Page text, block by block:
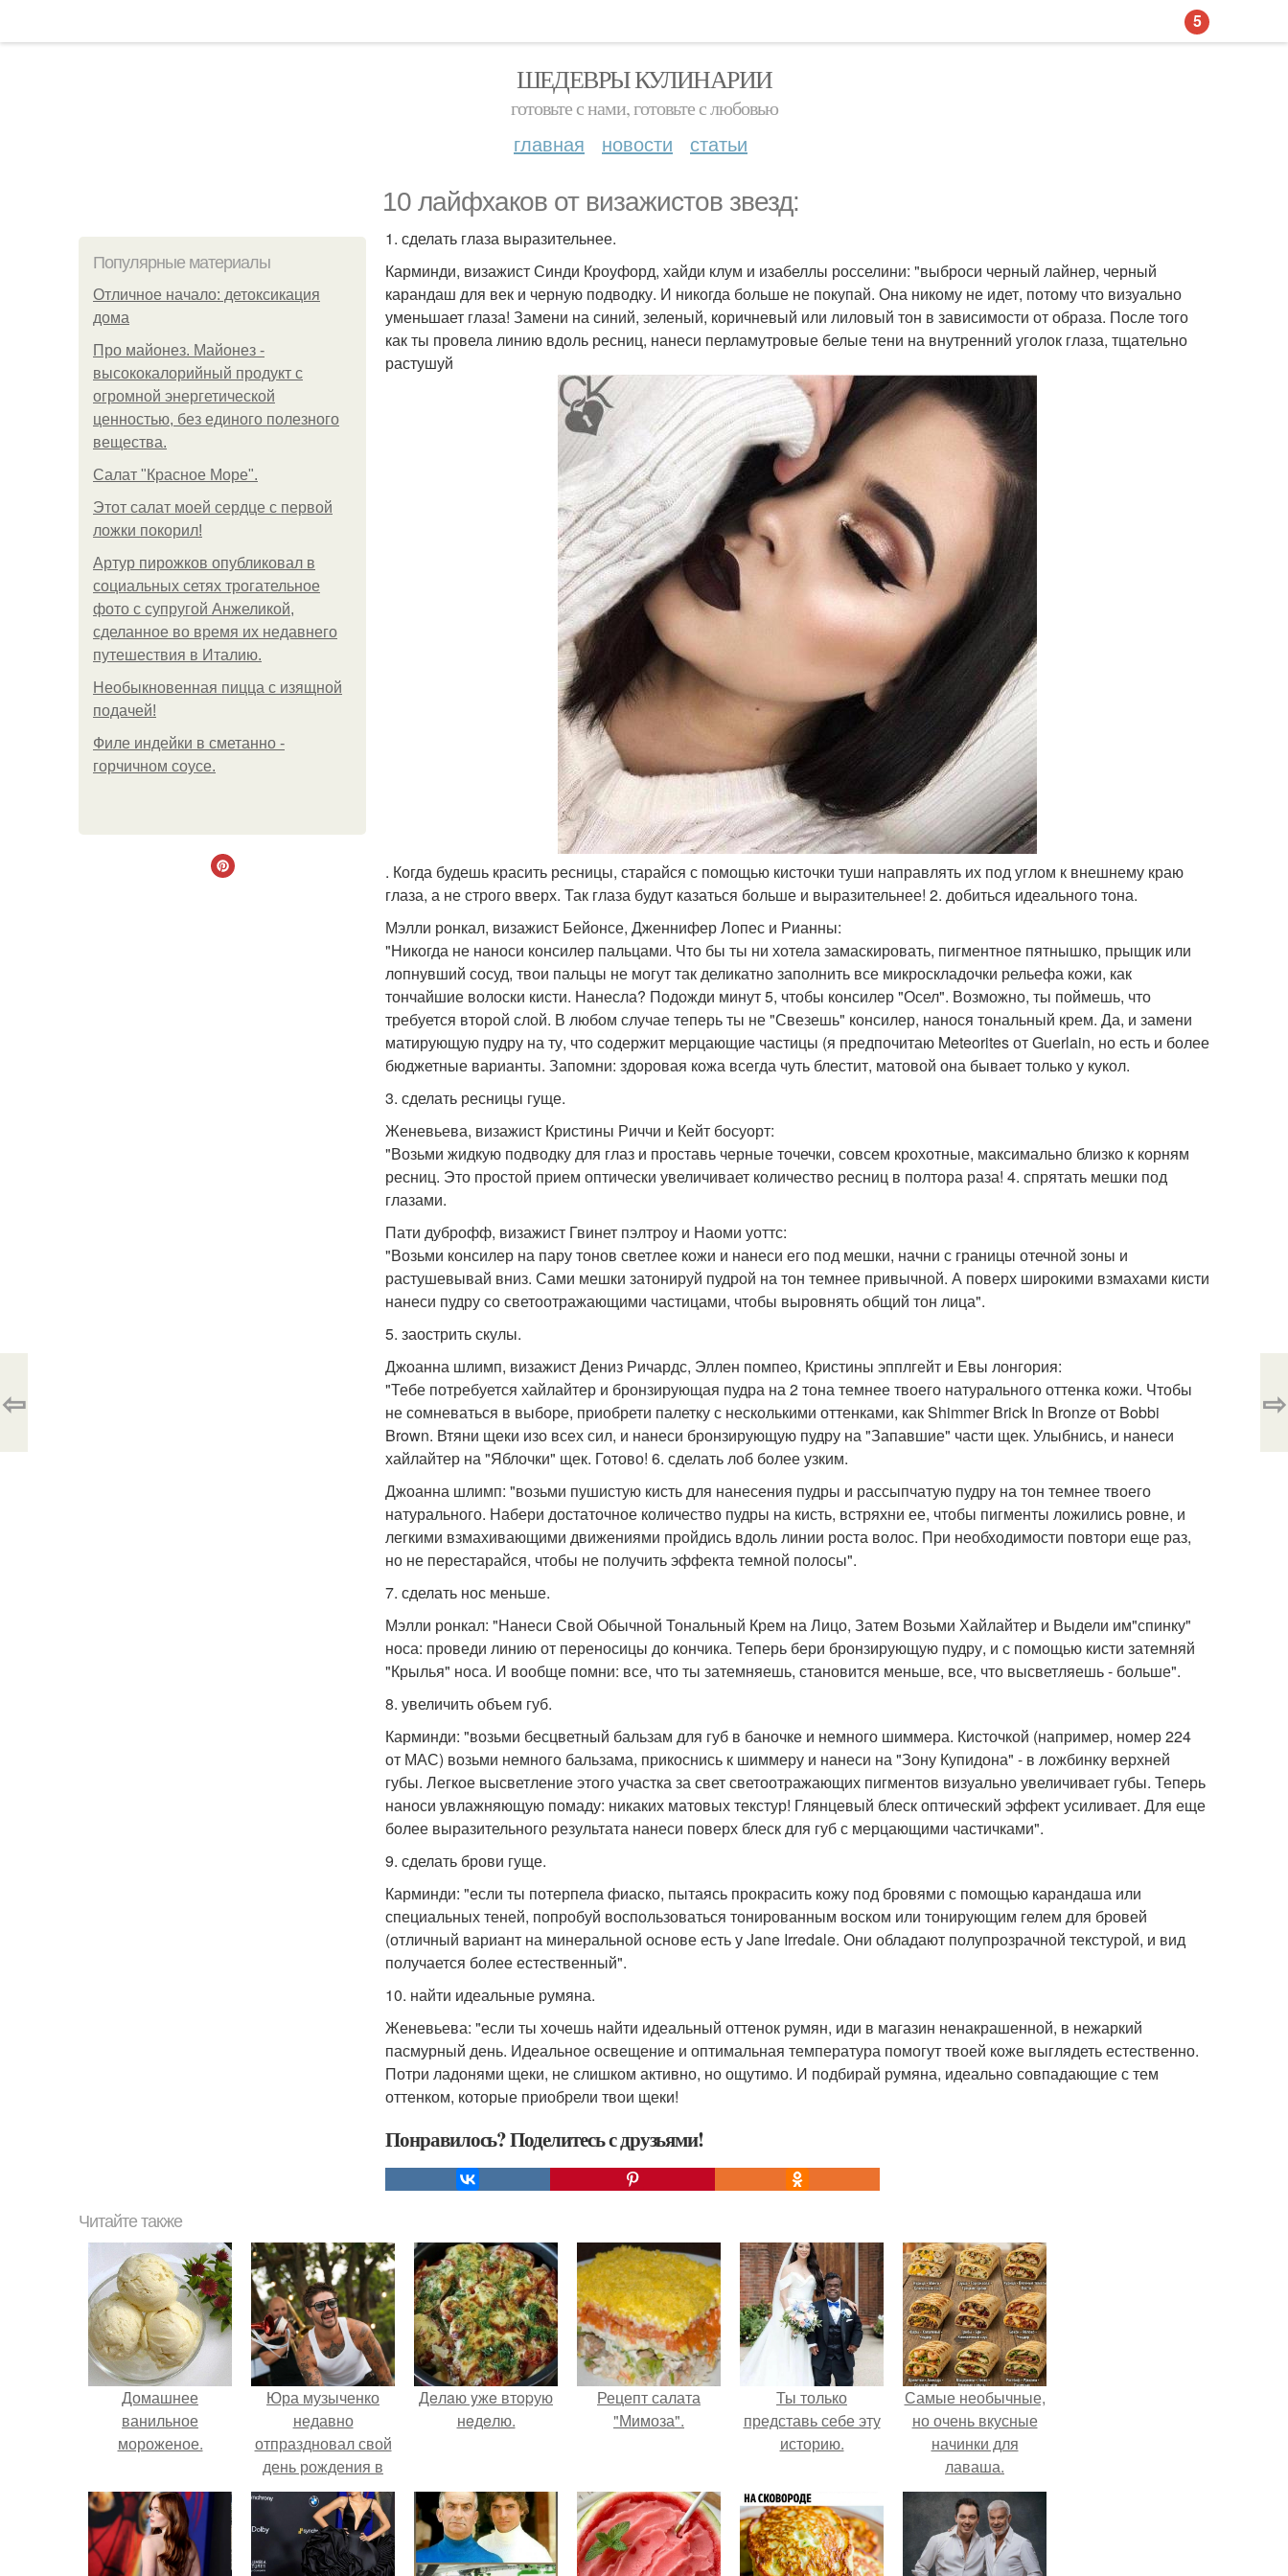
ШЕДЕВРЫ КУЛИНАРИИ
готовьте с нами, готовьте с любовью
главная новости статьи
10 лайфхаков от визажистов звезд:
Популярные материалы
Отличное начало: детоксикация
дома
Про майонез. Майонез -
высококалорийный продукт с
огромной энергетической
ценностью, без единого полезного
вещества.
Салат "Красное Море".
Этот салат моей сердце с первой
ложки покорил!
Артур пирожков опубликовал в
социальных сетях трогательное
фото с супругой Анжеликой,
сделанное во время их недавнего
путешествия в Италию.
Необыкновенная пицца с изящной
подачей!
Филе индейки в сметанно -
горчичном соусе.
1. сделать глаза выразительнее.
Карминди, визажист Синди Кроуфорд, хайди клум и изабеллы росселини: "выброси черный лайнер, черный
карандаш для век и черную подводку. И никогда больше не покупай. Она никому не идет, потому что визуально
уменьшает глаза! Замени на синий, зеленый, коричневый или лиловый тон в зависимости от образа. После того
как ты провела линию вдоль ресниц, нанеси перламутровые белые тени на внутренний уголок глаза, тщательно
растушуй
. Когда будешь красить ресницы, старайся с помощью кисточки туши направлять их под углом к внешнему краю
глаза, а не строго вверх. Так глаза будут казаться больше и выразительнее! 2. добиться идеального тона.
Мэлли ронкал, визажист Бейонсе, Дженнифер Лопес и Рианны:
"Никогда не наноси консилер пальцами. Что бы ты ни хотела замаскировать, пигментное пятнышко, прыщик или
лопнувший сосуд, твои пальцы не могут так деликатно заполнить все микроскладочки рельефа кожи, как
тончайшие волоски кисти. Нанесла? Подожди минут 5, чтобы консилер "Осел". Возможно, ты поймешь, что
требуется второй слой. В любом случае теперь ты не "Свезешь" консилер, нанося тональный крем. Да, и замени
матирующую пудру на ту, что содержит мерцающие частицы (я предпочитаю Meteorites от Guerlain, но есть и более
бюджетные варианты. Запомни: здоровая кожа всегда чуть блестит, матовой она бывает только у кукол.
3. сделать ресницы гуще.
Женевьева, визажист Кристины Риччи и Кейт босуорт:
"Возьми жидкую подводку для глаз и проставь черные точечки, совсем крохотные, максимально близко к корням
ресниц. Это простой прием оптически увеличивает количество ресниц в полтора раза! 4. спрятать мешки под
глазами.
Пати дуброфф, визажист Гвинет пэлтроу и Наоми уоттс:
"Возьми консилер на пару тонов светлее кожи и нанеси его под мешки, начни с границы отечной зоны и
растушевывай вниз. Сами мешки затонируй пудрой на тон темнее привычной. А поверх широкими взмахами кисти
нанеси пудру со светоотражающими частицами, чтобы выровнять общий тон лица".
5. заострить скулы.
Джоанна шлимп, визажист Дениз Ричардс, Эллен помпео, Кристины эпплгейт и Евы лонгория:
"Тебе потребуется хайлайтер и бронзирующая пудра на 2 тона темнее твоего натурального оттенка кожи. Чтобы
не сомневаться в выборе, приобрети палетку с несколькими оттенками, как Shimmer Brick In Bronze от Bobbi
Brown. Втяни щеки изо всех сил, и нанеси бронзирующую пудру на "Запавшие" части щек. Улыбнись, и нанеси
хайлайтер на "Яблочки" щек. Готово! 6. сделать лоб более узким.
Джоанна шлимп: "возьми пушистую кисть для нанесения пудры и рассыпчатую пудру на тон темнее твоего
натурального. Набери достаточное количество пудры на кисть, встряхни ее, чтобы пигменты ложились ровне, и
легкими взмахивающими движениями пройдись вдоль линии роста волос. При необходимости повтори еще раз,
но не перестарайся, чтобы не получить эффекта темной полосы".
7. сделать нос меньше.
Мэлли ронкал: "Нанеси Свой Обычной Тональный Крем на Лицо, Затем Возьми Хайлайтер и Выдели им"спинку"
носа: проведи линию от переносицы до кончика. Теперь бери бронзирующую пудру, и с помощью кисти затемняй
"Крылья" носа. И вообще помни: все, что ты затемняешь, становится меньше, все, что высветляешь - больше".
8. увеличить объем губ.
Карминди: "возьми бесцветный бальзам для губ в баночке и немного шиммера. Кисточкой (например, номер 224
от МАС) возьми немного бальзама, прикоснись к шиммеру и нанеси на "Зону Купидона" - в ложбинку верхней
губы. Легкое высветление этого участка за свет светоотражающих пигментов визуально увеличивает губы. Теперь
наноси увлажняющую помаду: никаких матовых текстур! Глянцевый блеск оптический эффект усиливает. Для еще
более выразительного результата нанеси поверх блеск для губ с мерцающими частичками".
9. сделать брови гуще.
Карминди: "если ты потерпела фиаско, пытаясь прокрасить кожу под бровями с помощью карандаша или
специальных теней, попробуй воспользоваться тонированным воском или тонирующим гелем для бровей
(отличный вариант на минеральной основе есть у Jane Irredale. Они обладают полупрозрачной текстурой, и вид
получается более естественный".
10. найти идеальные румяна.
Женевьева: "если ты хочешь найти идеальный оттенок румян, иди в магазин ненакрашенной, в нежаркий
пасмурный день. Идеальное освещение и оптимальная температура помогут твоей коже выглядеть естественно.
Потри ладонями щеки, не слишком активно, но ощутимо. И подбирай румяна, идеально совпадающие с тем
оттенком, которые приобрели твои щеки!
Понравилось? Поделитесь с друзьями!
⇦ ⇨
Читайте также
Домашнее
ванильное
мороженое.
Юра музыченко
недавно
отпраздновал свой
день рождения в
кругу самых
близких и родных
людей.
Дeлaю yжe втopую
нeдeлю.
Рецепт салата
"Мимоза".
Ты только
представь себе эту
историю.
Самые необычные,
но очень вкусные
начинки для
лаваша.
5